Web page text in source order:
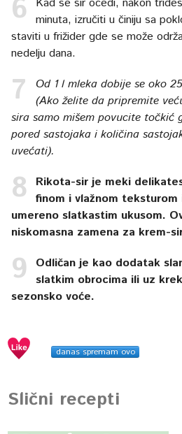
minuta, izručiti u činiju sa
staviti u frižider gde se može
nedelju dana.
Od 1 l mleka dobije se oko
(Ako želite da pripremite
sira samo mišem povucite točkić
pored sastojaka i količina
uvećati).
Rikota-sir je meki
finom i vlažnom teksturom
umereno slatkastim ukusom.
niskomasna zamena za krem-
Odličan je kao dodatak
slatkim obrocima ili uz
sezonsko voće.
danas spremam ovo
Slični recepti